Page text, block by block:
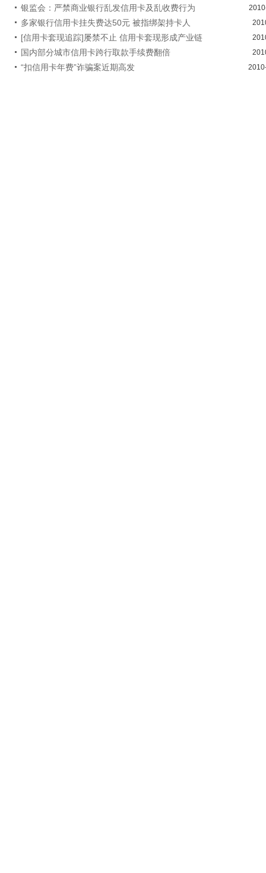
银监会：严禁商业银行乱发信用卡及乱收费行为
多家银行信用卡挂失费达50元 被指绑架持卡人
[信用卡套现追踪]屡禁不止 信用卡套现形成产业链
国内部分城市信用卡跨行取款手续费翻倍
“扣信用卡年费”诈骗案近期高发